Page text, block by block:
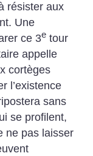
résister aux
Une
ce 3e tour
appelle
cortèges
l’existence
sans
se profilent,
ne pas laisser